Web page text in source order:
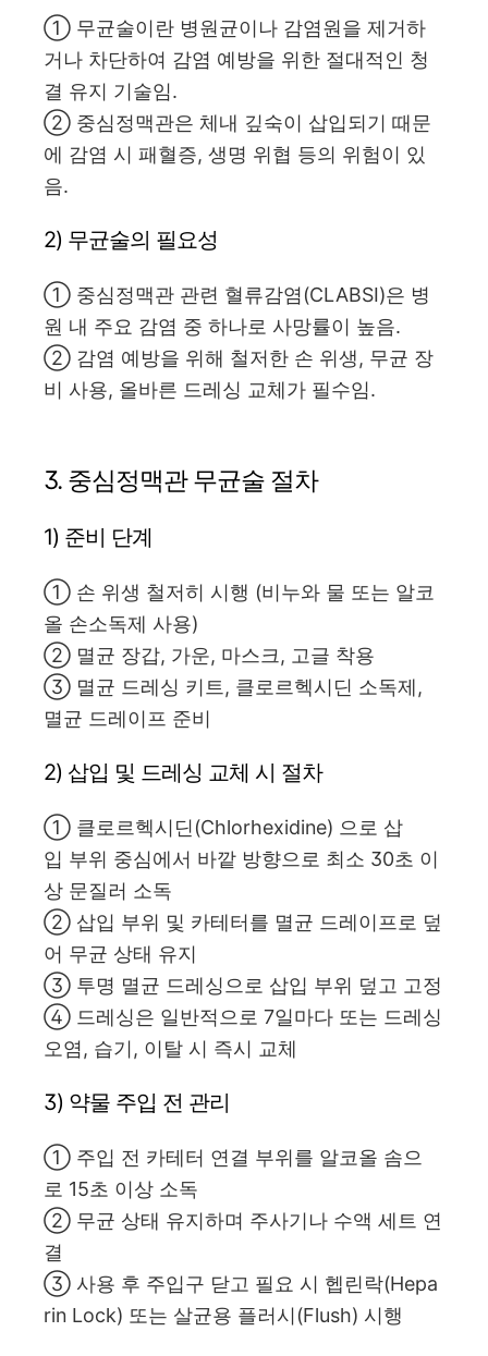
① 무균술이란 병원균이나 감염원을 제거하
거나 차단하여 감염 예방을 위한 절대적인 청
결 유지 기술임.
② 중심정맥관은 체내 깊숙이 삽입되기 때문
에 감염 시 패혈증, 생명 위협 등의 위험이 있
음.
2) 무균술의 필요성
① 중심정맥관 관련 혈류감염(CLABSI)은 병
원 내 주요 감염 중 하나로 사망률이 높음.
② 감염 예방을 위해 철저한 손 위생, 무균 장
비 사용, 올바른 드레싱 교체가 필수임.
3. 중심정맥관 무균술 절차
1) 준비 단계
① 손 위생 철저히 시행 (비누와 물 또는 알코
올 손소독제 사용)
② 멸균 장갑, 가운, 마스크, 고글 착용
③ 멸균 드레싱 키트, 클로르헥시딘 소독제,
멸균 드레이프 준비
2) 삽입 및 드레싱 교체 시 절차
① 클로르헥시딘(Chlorhexidine) 으로 삽
입 부위 중심에서 바깥 방향으로 최소 30초 이
상 문질러 소독
② 삽입 부위 및 카테터를 멸균 드레이프로 덮
어 무균 상태 유지
③ 투명 멸균 드레싱으로 삽입 부위 덮고 고정
④ 드레싱은 일반적으로 7일마다 또는 드레싱
오염, 습기, 이탈 시 즉시 교체
3) 약물 주입 전 관리
① 주입 전 카테터 연결 부위를 알코올 솜으
로 15초 이상 소독
② 무균 상태 유지하며 주사기나 수액 세트 연
결
③ 사용 후 주입구 닫고 필요 시 헵린락(Hepa
rin Lock) 또는 살균용 플러시(Flush) 시행